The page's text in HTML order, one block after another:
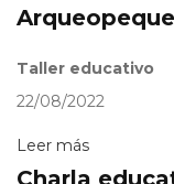
Taller educativo
22/08/2022
Leer más